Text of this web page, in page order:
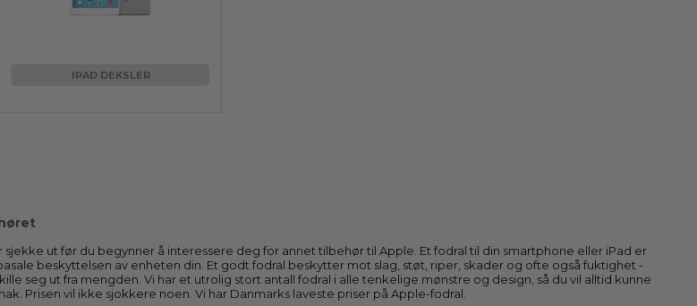
IPAD DEKSLER
ut før du begynner å interessere deg for annet tilbehør til Apple. Et fodral til din smartphone eller iPad er
beskyttelsen av enheten din. Et godt fodral beskytter mot slag, støt, riper, skader og ofte også fuktighet -
seg ut fra mengden. Vi har et utrolig stort antall fodral i alle tenkelige mønstre og design, så du vil alltid kunne
Prisen vil ikke sjokkere noen. Vi har Danmarks laveste priser på Apple-fodral.